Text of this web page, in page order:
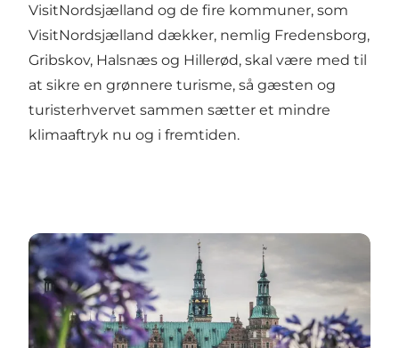
VisitNordsjælland og de fire kommuner, som
VisitNordsjælland dækker, nemlig Fredensborg,
Gribskov, Halsnæs og Hillerød, skal være med til
at sikre en grønnere turisme, så gæsten og
turisterhvervet sammen sætter et mindre
klimaaftryk nu og i fremtiden.
Hillerød på liste over 20 mest perfekte